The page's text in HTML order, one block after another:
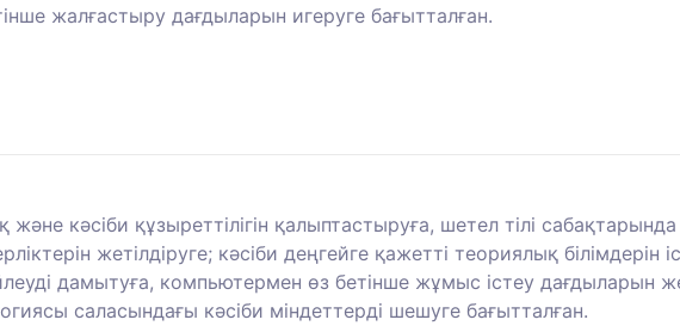
жалғастыру дағдыларын игеруге бағытталған.
кәсіби құзыреттілігін қалыптастыруға, шетел тілі
жетілдіруге; кәсіби деңгейге қажетті теориялық білімдерін
дамытуға, компьютермен өз бетінше жұмыс істеу дағдыларын
саласындағы кәсіби міндеттерді шешуге бағытталған.